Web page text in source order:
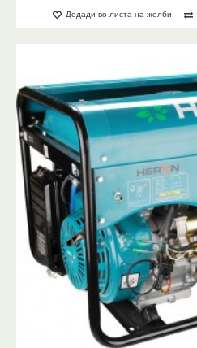
Додади во листа на желби